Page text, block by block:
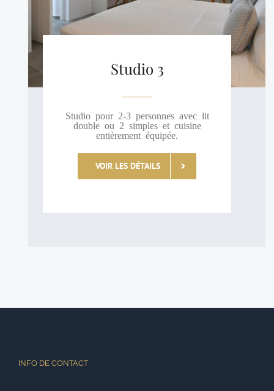
Studio 3
Studio pour 2-3 personnes avec lit
double ou 2 simples et cuisine
entièrement équipée.
VOIR LES DÉTAILS
INFO DE CONTACT